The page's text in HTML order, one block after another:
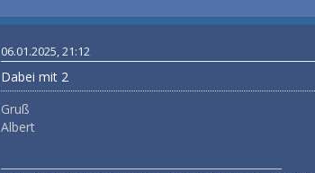
06.01.2025, 21:12
Dabei mit 2
Gruß
Albert